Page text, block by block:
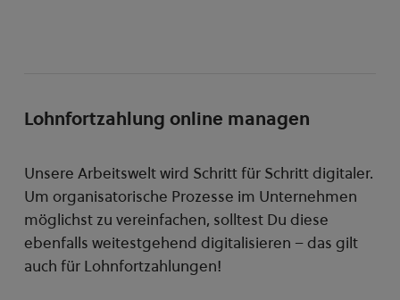
Lohnfortzahlung online managen
Unsere Arbeitswelt wird Schritt für Schritt digitaler.
Um organisatorische Prozesse im Unternehmen
möglichst zu vereinfachen, solltest Du diese
ebenfalls weitestgehend digitalisieren – das gilt
auch für Lohnfortzahlungen!